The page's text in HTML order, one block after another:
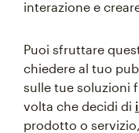
interazione e
Puoi sfruttare
chiedere al tuo
sulle tue soluzioni
volta che decidi di
prodotto o